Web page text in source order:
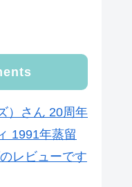
）さん 20周年
1991年蒸留
レビューです